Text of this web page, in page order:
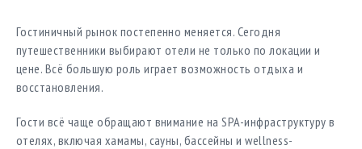
Гостиничный рынок постепенно меняется. Сегодня
путешественники выбирают отели не только по локации и
цене. Всё большую роль играет возможность отдыха и
восстановления.
Гости всё чаще обращают внимание на SPA-инфраструктуру в
отелях, включая хамамы, сауны, бассейны и wellness-